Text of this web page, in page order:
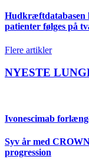
Hudkræftdatabasen
patienter følges på
Flere artikler
NYESTE
Ivonescimab
Syv år med
progression